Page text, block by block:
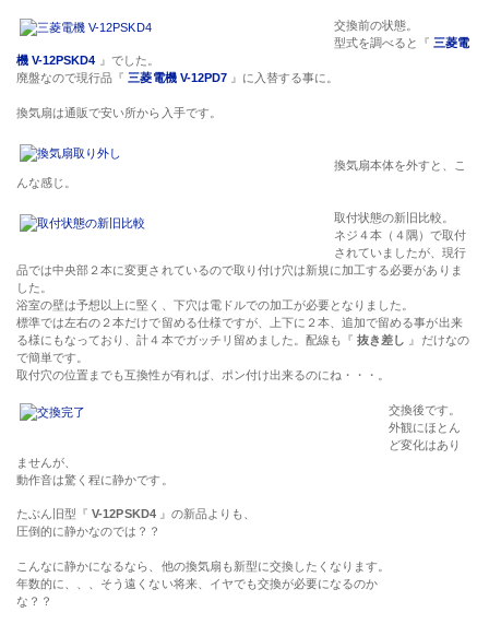
交換前の状態。
型式を調べると『 三菱電
機 V-12PSKD4 』でした。
廃盤なので現行品『 三菱電機 V-12PD7』に入替する事に。
換気扇は通販で安い所から入手です。
換気扇本体を外すと、こ
んな感じ。
取付状態の新旧比較。
ネジ４本（４隅）で取付
されていましたが、現行
品では中央部２本に変更されているので取り付け穴は新規に加工する必要がありま
した。
浴室の壁は予想以上に堅く、下穴は電ドルでの加工が必要となりました。
標準では左右の２本だけで留める仕様ですが、上下に２本、追加で留める事が出来
る様にもなっており、計４本でガッチリ留めました。配線も『抜き差し 』だけなの
で簡単です。
取付穴の位置までも互換性が有れば、ポン付け出来るのにね・・・。
交換後です。
外観にほとん
ど変化はあり
ませんが、
動作音は驚く程に静かです。
たぶん旧型『V-12PSKD4』の新品よりも、
圧倒的に静かなのでは？？
こんなに静かになるなら、他の換気扇も新型に交換したくなります。
年数的に、、、そう遠くない将来、イヤでも交換が必要になるのか
な？？